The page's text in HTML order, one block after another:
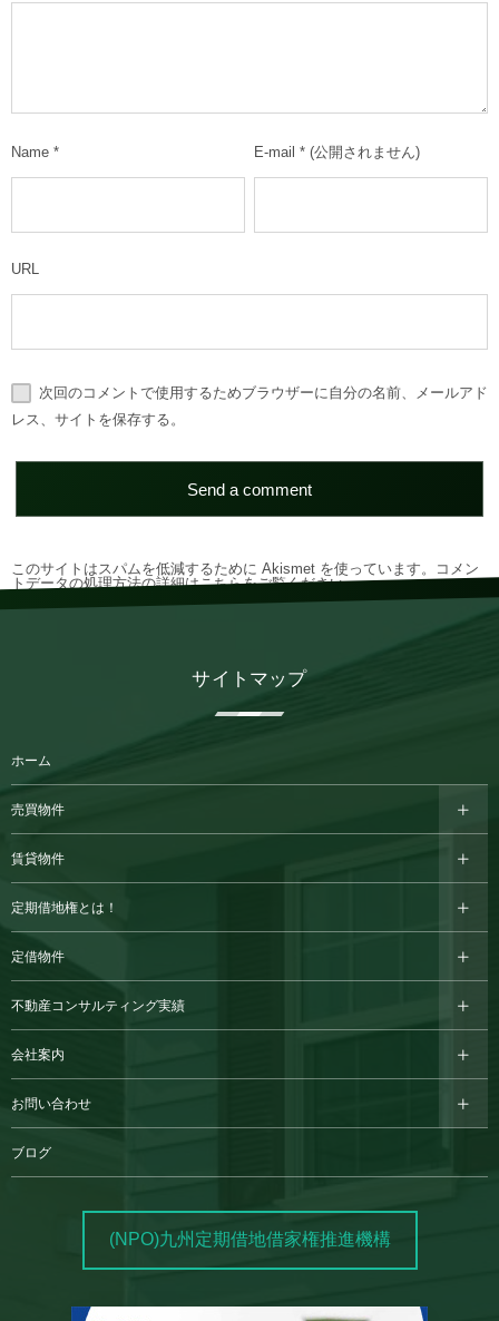
Name * E-mail * (公開されません)
URL
次回のコメントで使用するためブラウザーに自分の名前、メールアド
レス、サイトを保存する。
このサイトはスパムを低減するために Akismet を使っています。
コメン
トデータの処理方法の詳細はこちらをご覧ください。
サイトマップ
ホーム
売買物件
賃貸物件
定期借地権とは！
定借物件
不動産コンサルティング実績
会社案内
お問い合わせ
ブログ
(NPO)九州定期借地借家権推進機構